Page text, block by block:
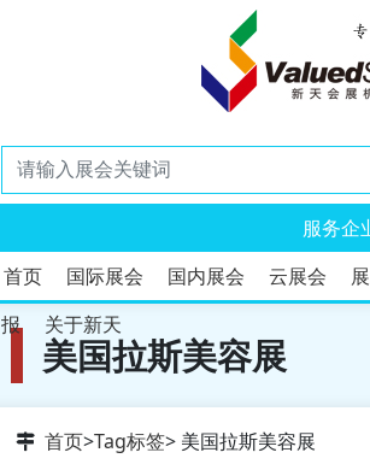
服务企
首页
国际展会 国内展会 云展会
报
关于新天
美国拉斯美容展
首页>Tag标签> 美国拉斯美容展